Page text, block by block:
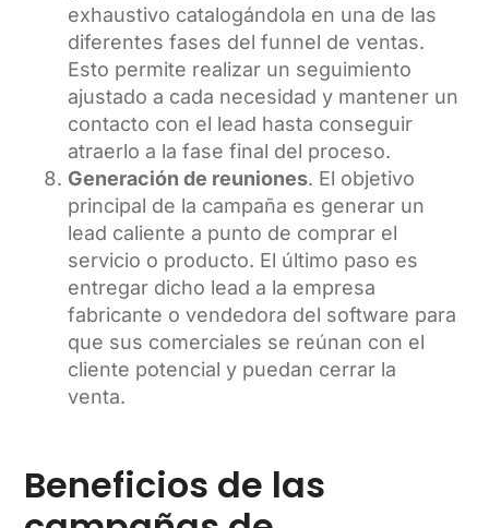
exhaustivo catalogándola en una de las
diferentes fases del funnel de ventas.
Esto permite realizar un seguimiento
ajustado a cada necesidad y mantener un
contacto con el lead hasta conseguir
atraerlo a la fase final del proceso.
Generación de reuniones. El objetivo
principal de la campaña es generar un
lead caliente a punto de comprar el
servicio o producto. El último paso es
entregar dicho lead a la empresa
fabricante o vendedora del software para
que sus comerciales se reúnan con el
cliente potencial y puedan cerrar la
venta.
Beneficios de las